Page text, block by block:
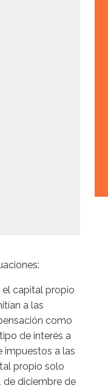
el capital propio
a las
como
de interés a
impuestos a las
propio solo
de diciembre de